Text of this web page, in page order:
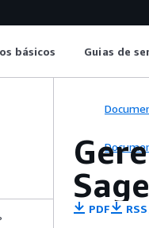
básicos Guias de
PDF RSS